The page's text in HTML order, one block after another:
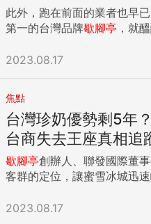
此外，跑在前面的業者也早
第一的台灣品牌歇腳亭 ，就
2023.08.17
焦點
台灣珍奶優勢剩5年
台商失去王座真相追
歇腳亭創辦人、聯發國際董
客群的定位，讓蜜雪冰城迅
2023.08.17